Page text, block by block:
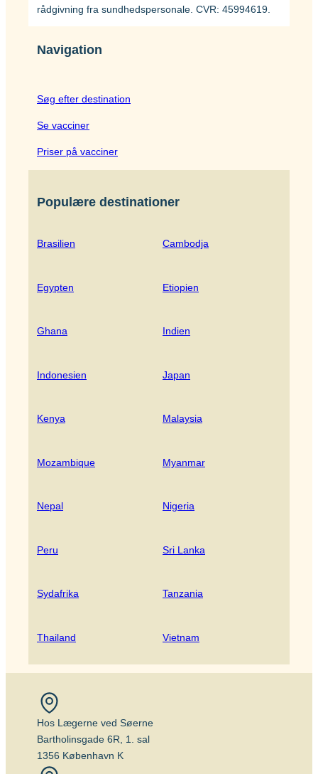
rådgivning fra sundhedspersonale. CVR: 45994619.
Navigation
Søg efter destination
Se vacciner
Priser på vacciner
Populære destinationer
Brasilien Cambodja
Egypten Etiopien
Ghana Indien
Indonesien Japan
Kenya Malaysia
Mozambique Myanmar
Nepal Nigeria
Peru Sri Lanka
Sydafrika Tanzania
Thailand Vietnam
Hos Lægerne ved Søerne
Bartholinsgade 6R, 1. sal
1356 København K